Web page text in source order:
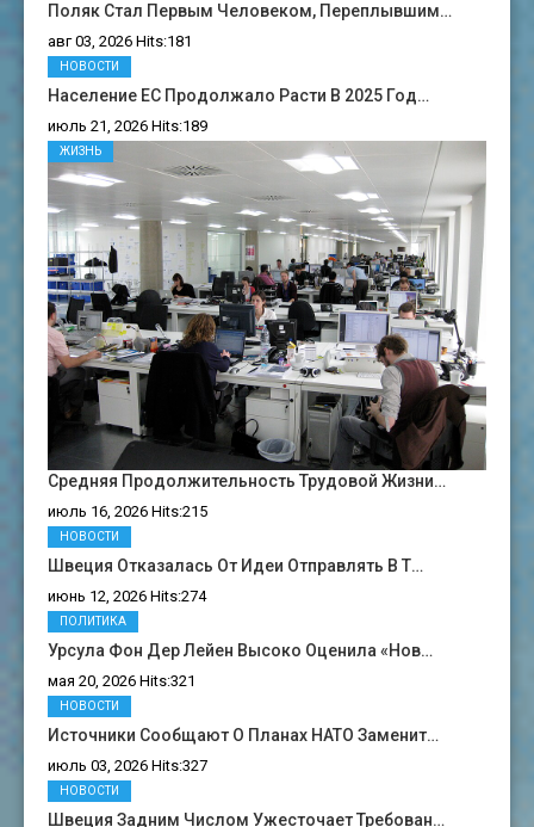
Поляк Стал Первым Человеком, Переплывшим…
авг 03, 2026 Hits:181
Население ЕС Продолжало Расти В 2025 Год…
июль 21, 2026 Hits:189
НОВОСТИ
Средняя Продолжительность Трудовой Жизни…
июль 16, 2026 Hits:215
ЖИЗНЬ
Швеция Отказалась От Идеи Отправлять В Т…
июнь 12, 2026 Hits:274
НОВОСТИ
Урсула Фон Дер Лейен Высоко Оценила «нов…
мая 20, 2026 Hits:321
ПОЛИТИКА
Источники Сообщают О Планах НАТО Заменит…
июль 03, 2026 Hits:327
НОВОСТИ
Швеция Задним Числом Ужесточает Требован…
НОВОСТИ